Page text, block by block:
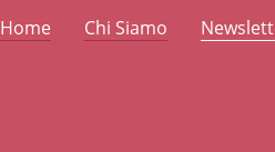
Home Chi Siamo